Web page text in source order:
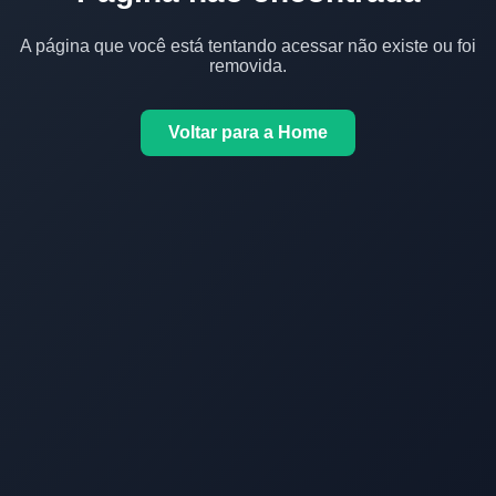
A página que você está tentando acessar não existe ou foi
removida.
Voltar para a Home